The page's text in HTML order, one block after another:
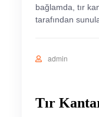
bağlamda, tır
tarafından
admin
Tır